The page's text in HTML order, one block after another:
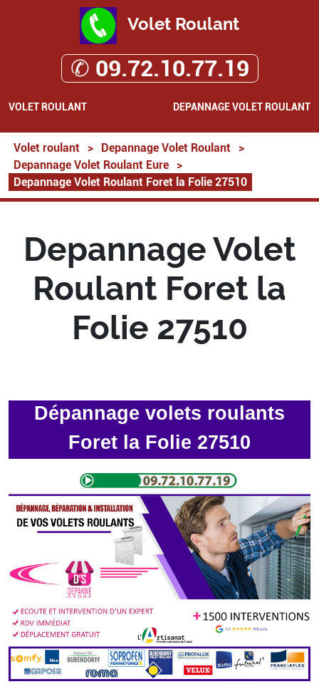
Volet Roulant
✆ 09.72.10.77.19
VOLET ROULANT DEPANNAGE VOLET ROULANT
Volet roulant > Depannage Volet Roulant
>
Depannage Volet Roulant Eure
>
Depannage Volet Roulant Foret la Folie 27510
Depannage Volet
Roulant Foret la
Folie 27510
Dépannage volets roulants
Foret la Folie 27510